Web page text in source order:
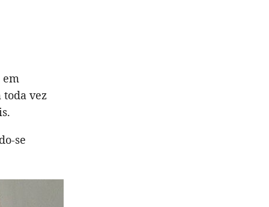
em
vez
se